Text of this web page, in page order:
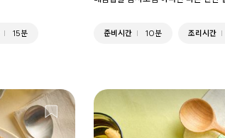
15분 준비시간 10분 조리시간